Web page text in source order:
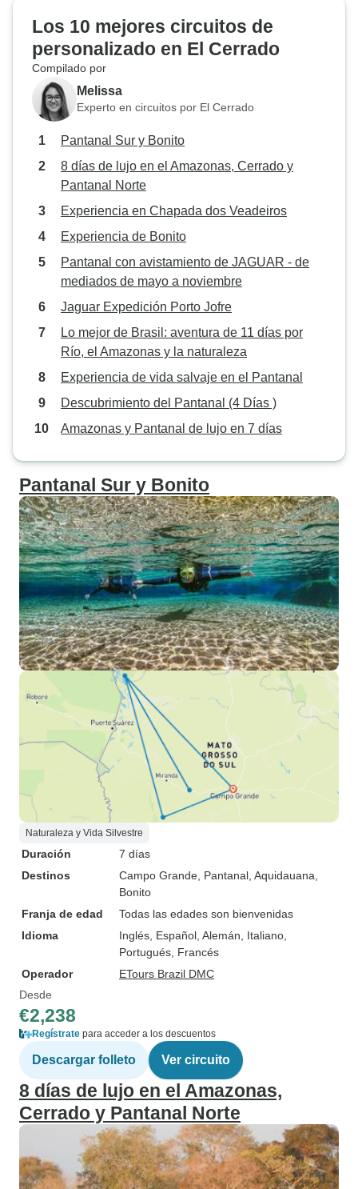
Los 10 mejores circuitos de
personalizado en El Cerrado
Compilado por
Melissa
Experto en circuitos por El Cerrado
Pantanal Sur y Bonito
8 días de lujo en el Amazonas, Cerrado y
Pantanal Norte
Experiencia en Chapada dos Veadeiros
Experiencia de Bonito
Pantanal con avistamiento de JAGUAR - de
mediados de mayo a noviembre
Jaguar Expedición Porto Jofre
Lo mejor de Brasil: aventura de 11 días por
Río, el Amazonas y la naturaleza
Experiencia de vida salvaje en el Pantanal
Descubrimiento del Pantanal (4 Días )
Amazonas y Pantanal de lujo en 7 días
Pantanal Sur y Bonito
Naturaleza y Vida Silvestre
Duración
7 días
Destinos
Campo Grande , Pantanal , Aquidauana
Bonito
Franja de edad
Todas las edades son bienvenidas
Idioma
Inglés, Español, Alemán, Italiano,
Portugués, Francés
Operador
ETours Brazil DMC
Desde
€2,238
Regístrate para acceder a los descuentos
Descargar folleto Ver circuito
8 días de lujo en el Amazonas,
Cerrado y Pantanal Norte